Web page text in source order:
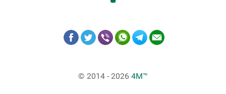
© 2014 - 2026 4M™